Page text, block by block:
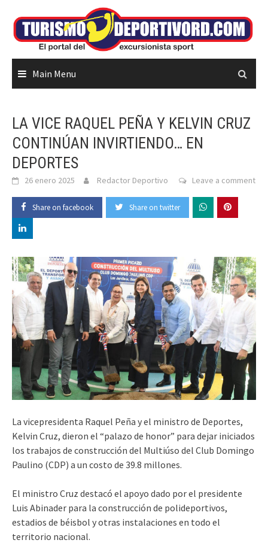
content
Main Menu
LA VICE RAQUEL PEÑA Y KELVIN CRUZ
CONTINÚAN INVIRTIENDO… EN
DEPORTES
26 enero 2025 Redactor Deportivo Leave a comment
Share on facebook Share on twitter
La vicepresidenta Raquel Peña y el ministro de Deportes,
Kelvin Cruz, dieron el “palazo de honor” para dejar iniciados
los trabajos de construcción del Multiúso del Club Domingo
Paulino (CDP) a un costo de 39.8 millones.
El ministro Cruz destacó el apoyo dado por el presidente
Luis Abinader para la construcción de polideportivos,
estadios de béisbol y otras instalaciones en todo el
territorio nacional.